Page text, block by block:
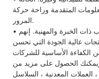
المتقدمة وراحة حركة
المرور.
• يقدم ميدالية مفصل مجموعة من المواهب ذات الخبرة والمهنية. إنهم
عالية الجودة التي تحسن
الحصول على مزيد من
العملات المعدنية ، السلاسل